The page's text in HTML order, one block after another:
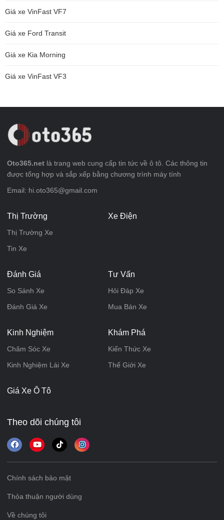
Giá xe VinFast VF7
Giá xe Ford Transit
Giá xe Kia Morning
Giá xe VinFast VF3
Oto365.net là trang web cung cấp tin tức về ô tô. Các thông tin
được tổng hợp và sắp xếp bằng chương trình máy tính
Email: hi.oto365@gmail.com
Thị Trường
Thị Trường Xe
Tin Xe
Xe Điện
Đánh Giá
So Sánh Xe
Đánh Giá Xe
Tư Vấn
Hỏi Đáp Xe
Mua Bán Xe
Kinh Nghiệm
Chăm Sóc Xe
Kinh Nghiệm Lái Xe
Khám Phá
Kiến Thức Xe
Thế Giới Xe
Giá Xe Ô Tô
Theo dõi chúng tôi
Chính sách bảo mật
Thỏa thuận người dùng
Về chúng tôi